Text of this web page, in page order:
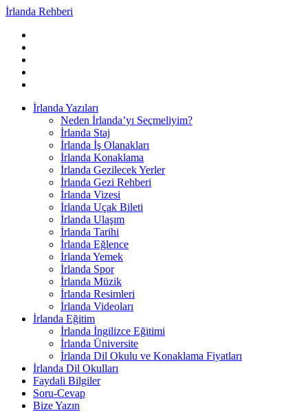
İrlanda Rehberi
İrlanda Yazıları
Neden İrlanda’yı Seçmeliyim?
İrlanda Staj
İrlanda İş Olanakları
İrlanda Konaklama
İrlanda Gezilecek Yerler
İrlanda Gezi Rehberi
İrlanda Vizesi
İrlanda Uçak Bileti
İrlanda Ulaşım
İrlanda Tarihi
İrlanda Eğlence
İrlanda Yemek
İrlanda Spor
İrlanda Müzik
İrlanda Resimleri
İrlanda Videoları
İrlanda Eğitim
İrlanda İngilizce Eğitimi
İrlanda Üniversite
İrlanda Dil Okulu ve Konaklama Fiyatları
İrlanda Dil Okulları
Faydali Bilgiler
Soru-Cevap
Bize Yazın